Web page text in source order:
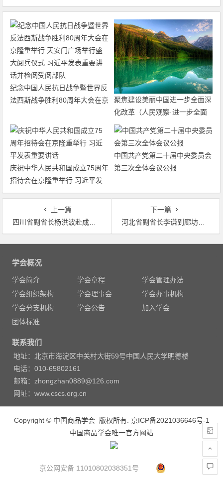
纪念中国人民抗日战争暨世界反
法西斯战争胜利80周年大会在京
阅兵仪式 习近平发表重要讲话
聚焦建设美丽中国进一步全面深
化改革（人民观察·进一步全面
深化改革的“七个聚焦”）
庆祝中华人民共和国成立75周年
招待会在京隆重举行 习近平发
表重要讲话
中国共产党第二十届中央委员会
第三次全体会议公报
上一篇
四川省副省长杨洪波赴成都市新都区调研农村生活污水治理工作
下一篇
河北省副省长李谦到廊坊、保定市暗查暗访大气污染综合治理工作
文
学会概况
学会简介 学会章程
学会管理办法
学会组织架构
学会理事会
学会办事机构
学会分支机构
学会公告
加入学会
团体标准
联系我们
地址：北京市海淀区中关村大街59号中国人民大学明德楼
电话：010-65802161
邮箱：zhongzhan0889@126.com
网址：www.cscs.org.cn
Copyright © 中国商品学会 版权所有. 京ICP备2021036646号-1
中国商品学会唯一官方网站
京公网安备 11010802038351号